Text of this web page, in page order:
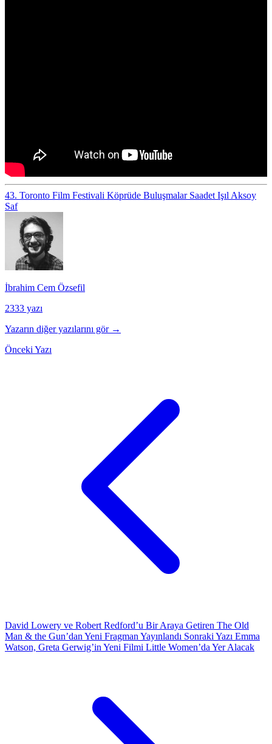
43. Toronto Film Festivali Köprüde Buluşmalar Saadet Işıl Aksoy
Saf
İbrahim Cem Özsefil
2333 yazı
Yazarın diğer yazılarını gör →
Önceki Yazı
David Lowery ve Robert Redford’u Bir Araya Getiren The Old
Man & the Gun’dan Yeni Fragman Yayınlandı Sonraki Yazı Emma
Watson, Greta Gerwig’in Yeni Filmi Little Women’da Yer Alacak